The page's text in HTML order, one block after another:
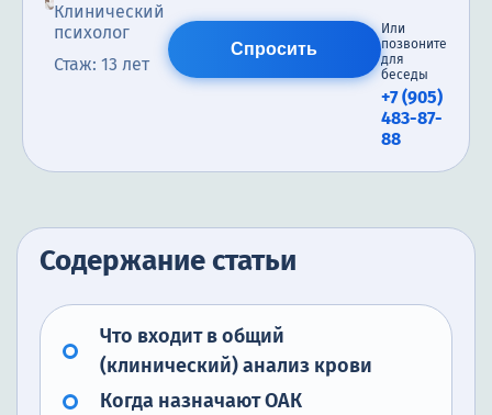
Клинический
психолог
Стаж: 13 лет
Спросить
Или
позвоните
для
беседы
+7 (905)
483-87-
88
Содержание статьи
Что входит в общий
(клинический) анализ крови
Когда назначают ОАК